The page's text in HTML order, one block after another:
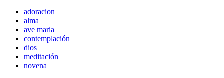
adoracion
alma
ave maria
contemplación
dios
meditación
novena